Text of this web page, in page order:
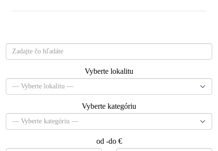
Vyberte lokalitu
Vyberte kategóriu
od -do €